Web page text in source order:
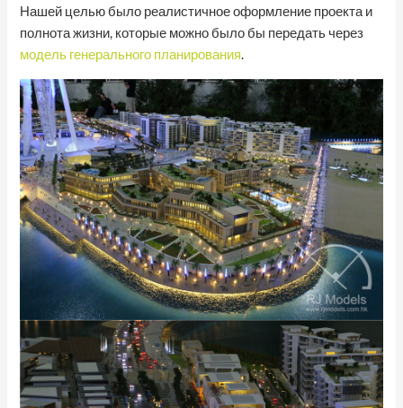
Нашей целью было реалистичное оформление проекта и
полнота жизни, которые можно было бы передать через
модель генерального планирования.